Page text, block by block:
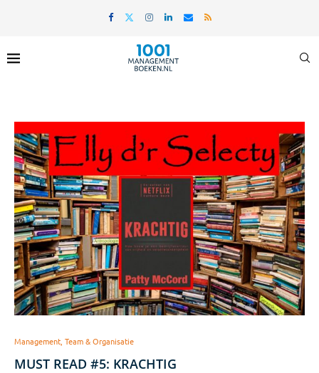
Management, Team & Organisatie
MUST READ #5: KRACHTIG